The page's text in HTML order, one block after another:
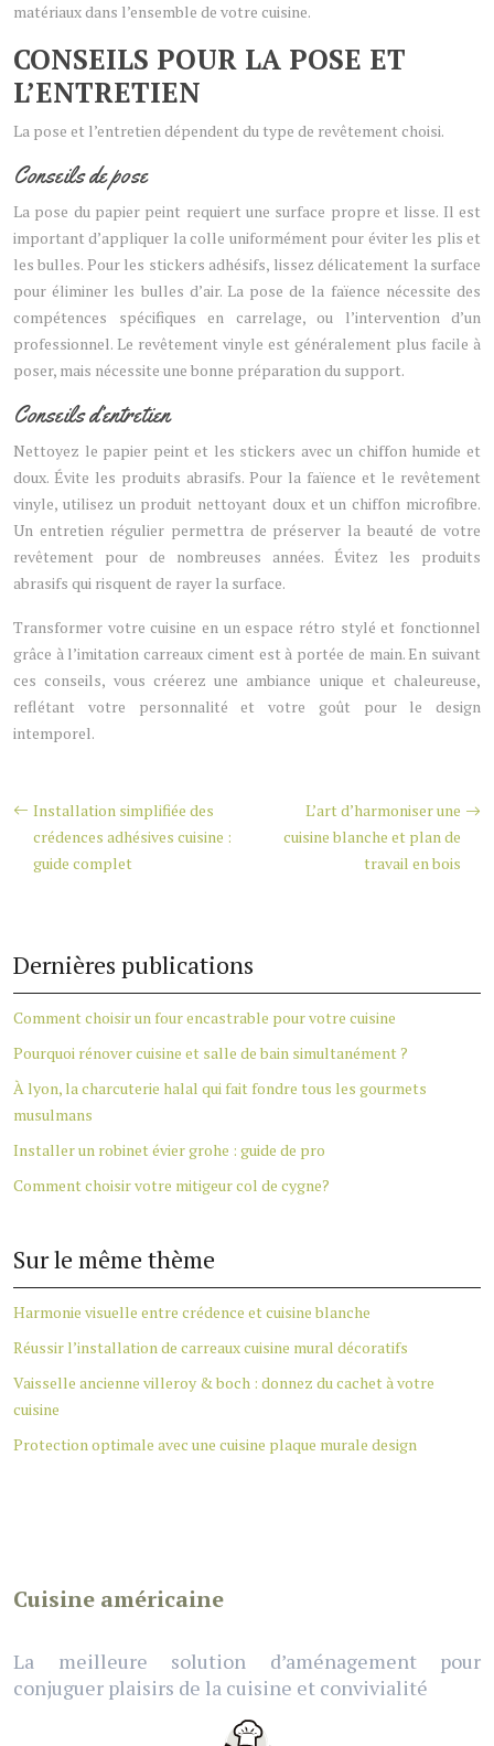
matériaux dans l’ensemble de votre cuisine.
CONSEILS POUR LA POSE ET
L’ENTRETIEN
La pose et l’entretien dépendent du type de revêtement choisi.
Conseils de pose
La pose du papier peint requiert une surface propre et lisse. Il est
important d’appliquer la colle uniformément pour éviter les plis et
les bulles. Pour les stickers adhésifs, lissez délicatement la surface
pour éliminer les bulles d’air. La pose de la faïence nécessite des
compétences spécifiques en carrelage, ou l’intervention d’un
professionnel. Le revêtement vinyle est généralement plus facile à
poser, mais nécessite une bonne préparation du support.
Conseils d’entretien
Nettoyez le papier peint et les stickers avec un chiffon humide et
doux. Évite les produits abrasifs. Pour la faïence et le revêtement
vinyle, utilisez un produit nettoyant doux et un chiffon microfibre.
Un entretien régulier permettra de préserver la beauté de votre
revêtement pour de nombreuses années. Évitez les produits
abrasifs qui risquent de rayer la surface.
Transformer votre cuisine en un espace rétro stylé et fonctionnel
grâce à l’imitation carreaux ciment est à portée de main. En suivant
ces conseils, vous créerez une ambiance unique et chaleureuse,
reflétant votre personnalité et votre goût pour le design
intemporel.
Installation simplifiée des
crédences adhésives cuisine :
guide complet
L’art d’harmoniser une
cuisine blanche et plan de
travail en bois
Dernières publications
Comment choisir un four encastrable pour votre cuisine
Pourquoi rénover cuisine et salle de bain simultanément ?
À lyon, la charcuterie halal qui fait fondre tous les gourmets
musulmans
Installer un robinet évier grohe : guide de pro
Comment choisir votre mitigeur col de cygne?
Sur le même thème
Harmonie visuelle entre crédence et cuisine blanche
Réussir l’installation de carreaux cuisine mural décoratifs
Vaisselle ancienne villeroy & boch : donnez du cachet à votre
cuisine
Protection optimale avec une cuisine plaque murale design
Cuisine américaine
La meilleure solution d’aménagement pour
conjuguer plaisirs de la cuisine et convivialité